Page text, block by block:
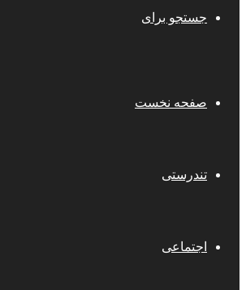
جستجو برای
صفحه نخست
تندرستی
اجتماعی